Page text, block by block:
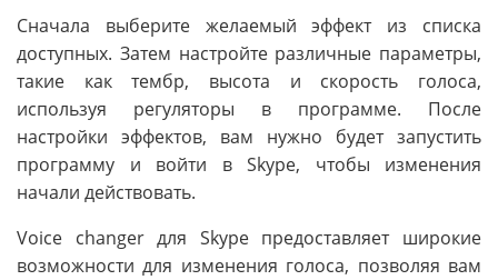
Сначала выберите желаемый эффект из списка
доступных. Затем настройте различные параметры,
такие как тембр, высота и скорость голоса,
используя регуляторы в программе. После
настройки эффектов, вам нужно будет запустить
программу и войти в Skype, чтобы изменения
начали действовать.
Voice changer для Skype предоставляет широкие
возможности для изменения голоса, позволяя вам